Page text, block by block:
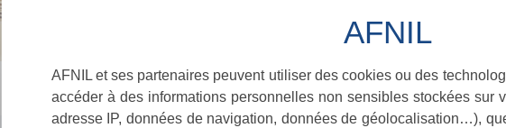
AFNIL et ses partenaires peuvent utiliser des cookies ou des
accéder à des informations personnelles non sensibles stockées sur
adresse IP, données de navigation, données de géolocalisation…),